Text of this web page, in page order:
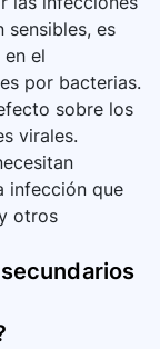
sensibles, es
el
por bacterias.
sobre los
virales.
infección que
otros